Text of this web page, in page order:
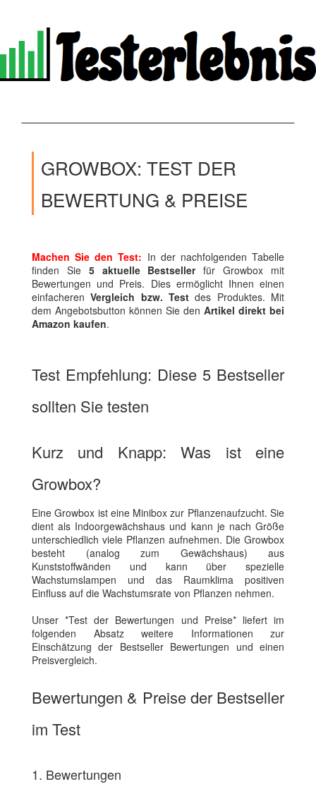
GROWBOX: TEST DER
BEWERTUNG & PREISE
Machen Sie den Test: In der nachfolgenden Tabelle
finden Sie5 aktuelle Bestsellerfür Growbox mit
Bewertungen und Preis. Dies ermöglicht Ihnen einen
einfacherenVergleich bzw. Test des Produktes. Mit
dem Angebotsbutton können Sie den Artikel direkt bei
Amazon kaufen.
Test Empfehlung: Diese 5 Bestseller
sollten Sie testen
Kurz und Knapp: Was ist eine
Growbox?
Eine Growbox ist eine Minibox zur Pflanzenaufzucht. Sie
dient als Indoorgewächshaus und kann je nach Größe
unterschiedlich viele Pflanzen aufnehmen. Die Growbox
besteht (analog zum Gewächshaus) aus
Kunststoffwänden und kann über spezielle
Wachstumslampen und das Raumklima positiven
Einfluss auf die Wachstumsrate von Pflanzen nehmen.
Unser *Test der Bewertungen und Preise* liefert im
folgenden Absatz weitere Informationen zur
Einschätzung der Bestseller Bewertungen und einen
Preisvergleich.
Bewertungen & Preise der Bestseller
im Test
1. Bewertungen